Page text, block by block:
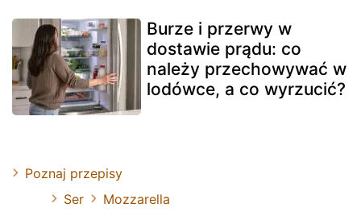
Burze i przerwy w
dostawie prądu: co
należy przechowywać w
lodówce, a co wyrzucić?
Poznaj przepisy
Ser
Mozzarella